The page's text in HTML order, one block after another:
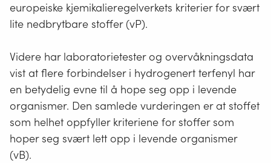
europeiske kjemikalieregelverkets kriterier for svært
lite nedbrytbare stoffer (vP).
Videre har laboratorietester og overvåkningsdata
vist at flere forbindelser i hydrogenert terfenyl har
en betydelig evne til å hope seg opp i levende
organismer. Den samlede vurderingen er at stoffet
som helhet oppfyller kriteriene for stoffer som
hoper seg svært lett opp i levende organismer
(vB).